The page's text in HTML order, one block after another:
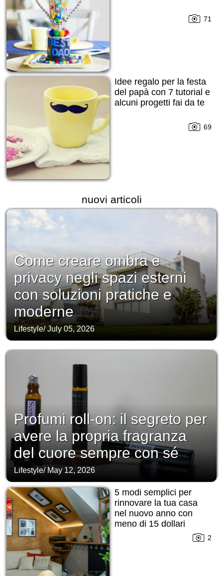
71
Idee regalo per la festa
del papà con 7 tutorial e
alcuni progetti fai da te
69
nuovi articoli
Come creare ombra e
privacy negli spazi esterni
con soluzioni pratiche e
moderne
Lifestyle/July 05, 2026
Profumi roll-on: il segreto per
avere la propria fragranza
del cuore sempre con sé
Lifestyle/ May 12, 2026
5 modi semplici per
rinnovare la tua casa
nel nuovo anno con
meno di 15 dollari
2